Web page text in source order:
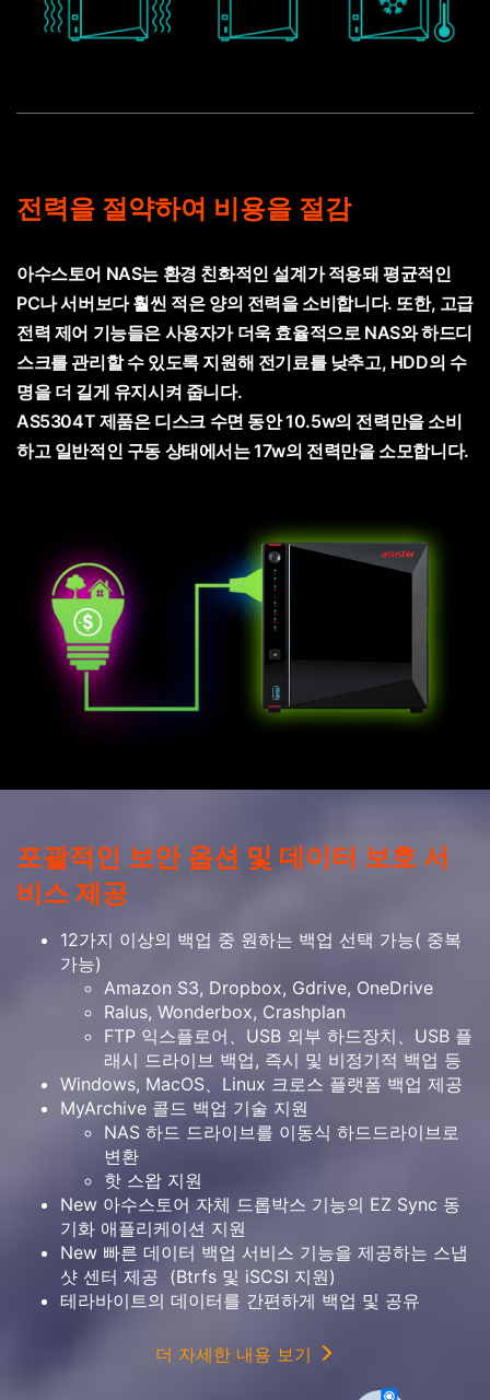
전력을 절약하여 비용을 절감
아수스토어 NAS는 환경 친화적인 설계가 적용돼 평균적인
PC나 서버보다 훨씬 적은 양의 전력을 소비합니다. 또한, 고급
전력 제어 기능들은 사용자가 더욱 효율적으로 NAS와 하드디
스크를 관리할 수 있도록 지원해 전기료를 낮추고, HDD의 수
명을 더 길게 유지시켜 줍니다.
AS5304T 제품은 디스크 수면 동안 10.5w의 전력만을 소비
하고 일반적인 구동 상태에서는 17w의 전력만을 소모합니다.
포괄적인 보안 옵션 및 데이터 보호 서
비스 제공
12가지 이상의 백업 중 원하는 백업 선택 가능( 중복
가능)
Amazon S3, Dropbox, Gdrive, OneDrive
Ralus, Wonderbox, Crashplan
FTP 익스플로어、USB 외부 하드장치、USB 플
래시 드라이브 백업, 즉시 및 비정기적 백업 등
Windows, MacOS、Linux 크로스 플랫폼 백업 제공
MyArchive 콜드 백업 기술 지원
NAS 하드 드라이브를 이동식 하드드라이브로
변환
핫 스왑 지원
New 아수스토어 자체 드롭박스 기능의 EZ Sync 동
기화 애플리케이션 지원
New 빠른 데이터 백업 서비스 기능을 제공하는 스냅
샷 센터 제공 (Btrfs 및 iSCSI 지원)
테라바이트의 데이터를 간편하게 백업 및 공유
더 자세한 내용 보기